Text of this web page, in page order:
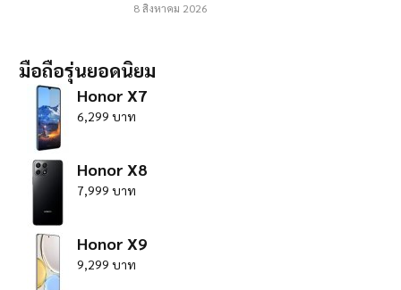
8 สิงหาคม 2026
มือถือรุ่นยอดนิยม
Honor X7
6,299 บาท
Honor X8
7,999 บาท
Honor X9
9,299 บาท